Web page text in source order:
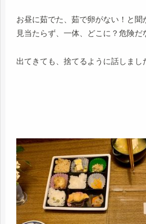
お昼に茹でた、茹で卵がない！と聞
見当たらず、一体、どこに？危険だ
出てきても、捨てるように話しまし